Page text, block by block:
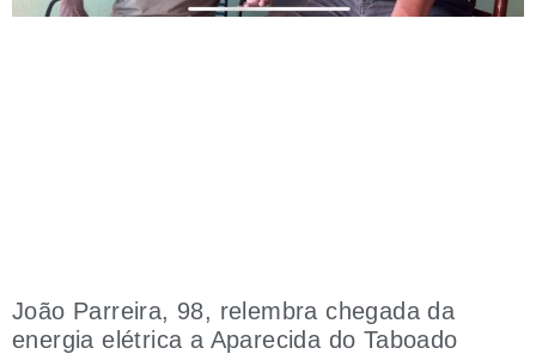
João Parreira, 98, relembra chegada da
energia elétrica a Aparecida do Taboado